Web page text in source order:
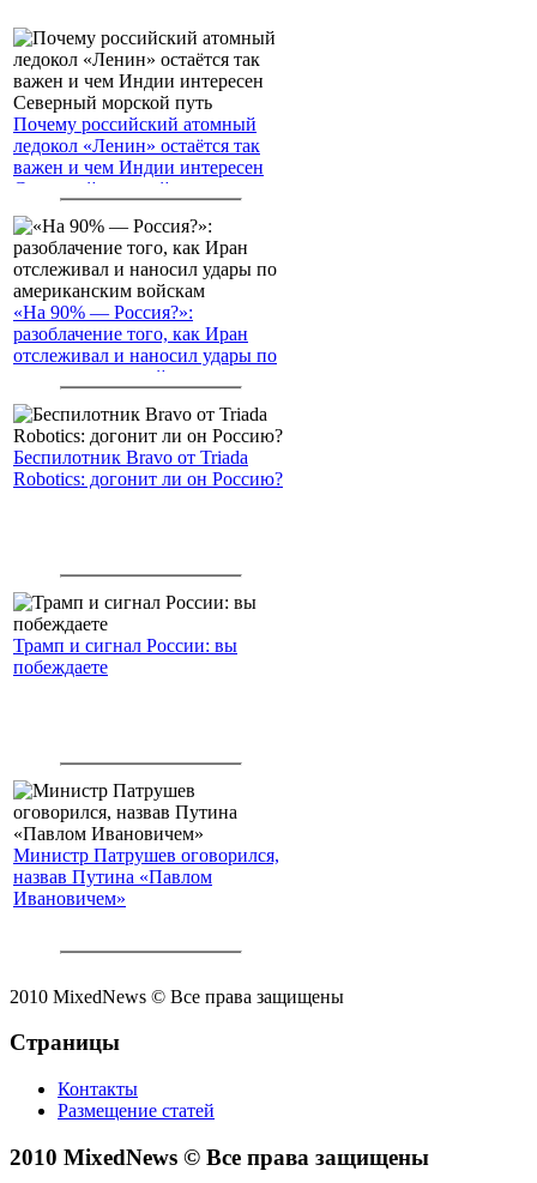
Почему российский атомный
ледокол «Ленин» остаётся так
важен и чем Индии интересен
Северный морской путь
«На 90% — Россия?»:
разоблачение того, как Иран
отслеживал и наносил удары по
американским войскам
Беспилотник Bravo от Triada
Robotics: догонит ли он Россию?
Трамп и сигнал России: вы
побеждаете
Министр Патрушев оговорился,
назвав Путина «Павлом
Ивановичем»
2010 MixedNews © Все права защищены
Страницы
Контакты
Размещение статей
2010 MixedNews © Все права защищены